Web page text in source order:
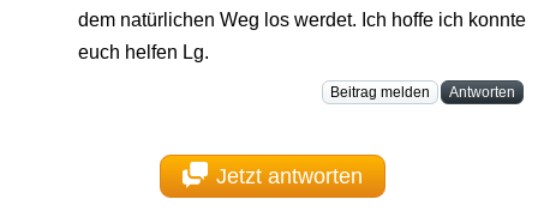
dem natürlichen Weg los werdet. Ich hoffe ich konnte
euch helfen Lg.
Beitrag melden Antworten
Jetzt antworten